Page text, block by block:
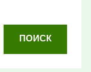
ПОИСК